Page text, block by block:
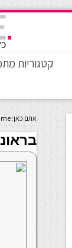
קטגוריות
אתם כאן: